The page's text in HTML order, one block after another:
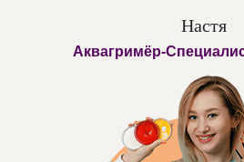
Настя
Аквагримёр-